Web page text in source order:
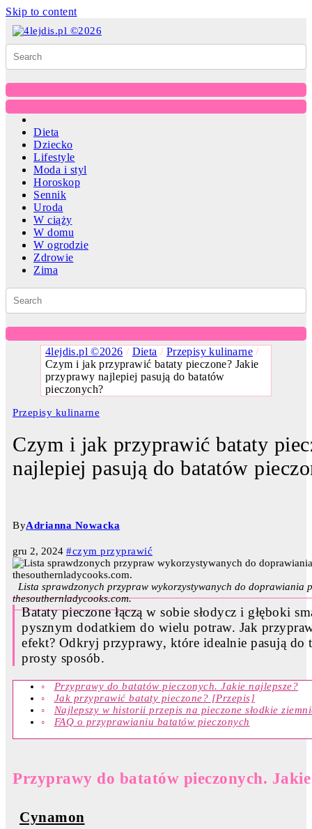
Skip to content
Dieta
Dziecko
Lifestyle
Moda i styl
Horoskop
Sennik
Uroda
W ciąży
W domu
W ogrodzie
Zdrowie
Zima
4lejdis.pl ©2026 / Dieta / Przepisy kulinarne /
Czym i jak przyprawić bataty pieczone? Jakie
przyprawy najlepiej pasują do batatów
pieczonych?
Przepisy kulinarne
Czym i jak przyprawić bataty
najlepiej pasują do batatów
ByAdrianna Nowacka
gru 2, 2024 #czym przyprawić
Lista sprawdzonych przypraw wykorzystywanych do doprawiania
thesouthernladycooks.com.
Bataty pieczone łączą w sobie słodycz i głęboki
pysznym dodatkiem do wielu potraw. Jak
efekt? Odkryj przyprawy, które idealnie pasują
prosty sposób.
Przyprawy do batatów pieczonych. Jakie najlepsze?
Jak przyprawić bataty pieczone? [Przepis]
Najlepszy w historii przepis na pieczone słodkie
FAQ o przyprawianiu batatów pieczonych
Przyprawy do batatów pieczonych.
Cynamon